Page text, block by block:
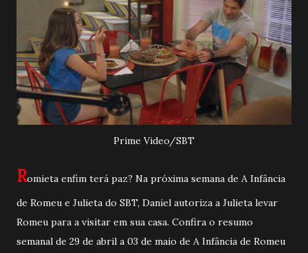
Prime Video/SBT
Romieta enfim terá paz? Na próxima semana de A Infância
de Romeu e Julieta do SBT, Daniel autoriza a Julieta levar
Romeu para a visitar em sua casa. Confira o resumo
semanal de 29 de abril a 03 de maio de A Infância de Romeu